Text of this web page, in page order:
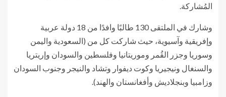
المُشاركة.
وشارك في الملتقى 130 طالبًا وافدًا من 18 دولة عربية
وإفريقية وآسيوية، حيث شاركت كل من (السعودية واليمن
وسوريا وجزر القُمر وموريتانيا وفلسطين والسودان وإريتريا
والسنغال ونيجيريا وكوت ديفوار وتشاد والنيجر وجنوب السودان
وزامبيا وبنجلاديش وأفغانستان والهند).